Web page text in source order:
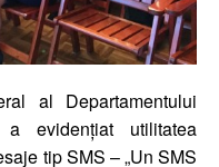
al Departamentului
a evidențiat utilitatea
tip SMS – „Un SMS